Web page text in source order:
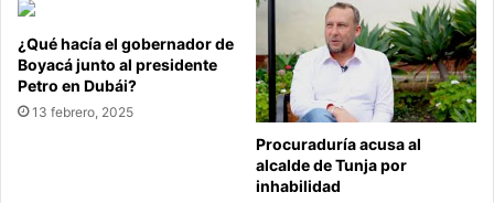
¿Qué hacía el gobernador de
Boyacá junto al presidente
Petro en Dubái?
13 febrero, 2025
Procuraduría acusa al
alcalde de Tunja por
inhabilidad